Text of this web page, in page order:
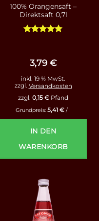
100% Orangensaft –
Direktsaft 0,7l
3,79 €
inkl. 19 % MwSt.
zzgl. Versandkosten
zzgl. 0,15 € Pfand
Grundpreis: 5,41 € / l
IN DEN
WARENKORB